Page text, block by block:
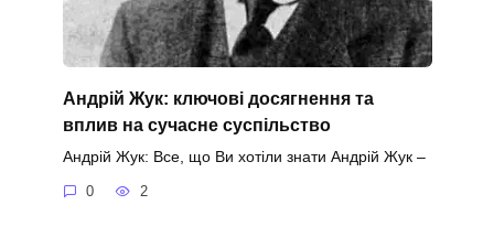
Андрій Жук: ключові досягнення та
вплив на сучасне суспільство
Андрій Жук: Все, що Ви хотіли знати Андрій Жук –
0 2